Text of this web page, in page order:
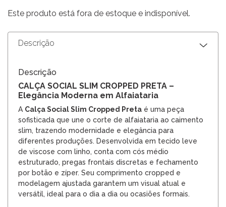
Este produto está fora de estoque e indisponível.
Descrição
Descrição
CALÇA SOCIAL SLIM CROPPED PRETA –
Elegância Moderna em Alfaiataria
A Calça Social Slim Cropped Preta é uma peça
sofisticada que une o corte de alfaiataria ao caimento
slim, trazendo modernidade e elegância para
diferentes produções. Desenvolvida em tecido leve
de viscose com linho, conta com cós médio
estruturado, pregas frontais discretas e fechamento
por botão e zíper. Seu comprimento cropped e
modelagem ajustada garantem um visual atual e
versátil, ideal para o dia a dia ou ocasiões formais.